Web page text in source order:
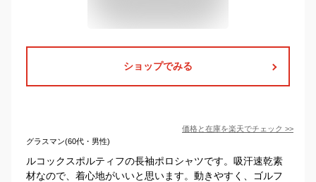
ショップでみる
価格と在庫を楽天でチェック >>
グラスマン(60代・男性)
ルコックスポルティフの長袖ポロシャツです。吸汗速乾素
材なので、着心地がいいと思います。動きやすく、ゴルフ